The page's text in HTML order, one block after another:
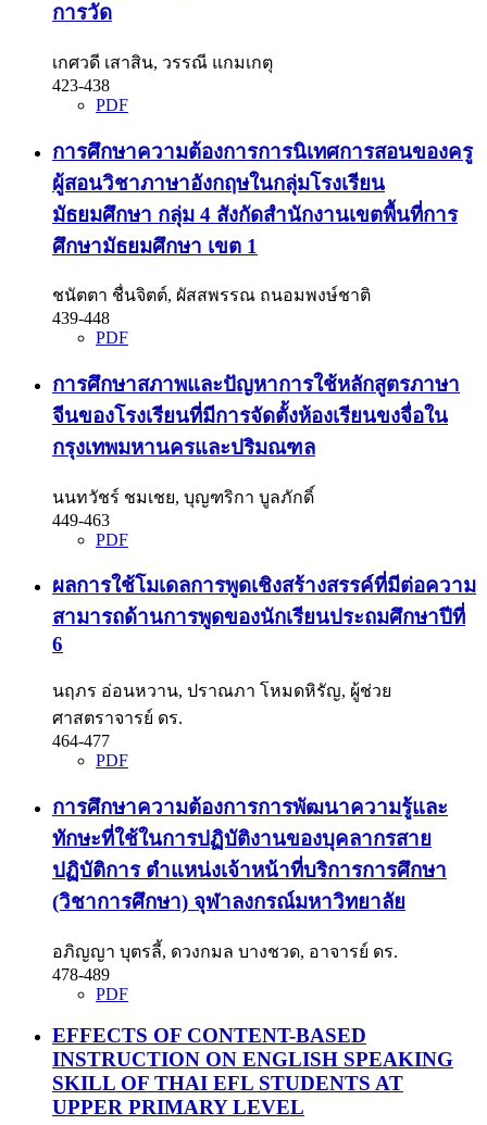
การวัด
เกศวดี เสาสิน, วรรณี แกมเกตุ
423-438
PDF
การศึกษาความต้องการการนิเทศการสอนของครู
ผู้สอนวิชาภาษาอังกฤษในกลุ่มโรงเรียน
มัธยมศึกษา กลุ่ม 4 สังกัดสำนักงานเขตพื้นที่การ
ศึกษามัธยมศึกษา เขต 1
ชนัตตา ชื่นจิตต์, ผัสสพรรณ ถนอมพงษ์ชาติ
439-448
PDF
การศึกษาสภาพและปัญหาการใช้หลักสูตรภาษา
จีนของโรงเรียนที่มีการจัดตั้งห้องเรียนขงจื่อใน
กรุงเทพมหานครและปริมณฑล
นนทวัชร์ ชมเชย, บุญฑริกา บูลภักดิ์
449-463
PDF
ผลการใช้โมเดลการพูดเชิงสร้างสรรค์ที่มีต่อความ
สามารถด้านการพูดของนักเรียนประถมศึกษาปีที่
6
นฤภร อ่อนหวาน, ปราณภา โหมดหิรัญ, ผู้ช่วย
ศาสตราจารย์ ดร.
464-477
PDF
การศึกษาความต้องการการพัฒนาความรู้และ
ทักษะที่ใช้ในการปฏิบัติงานของบุคลากรสาย
ปฏิบัติการ ตำแหน่งเจ้าหน้าที่บริการการศึกษา
(วิชาการศึกษา) จุฬาลงกรณ์มหาวิทยาลัย
อภิญญา บุตรลี้, ดวงกมล บางชวด, อาจารย์ ดร.
478-489
PDF
EFFECTS OF CONTENT-BASED
INSTRUCTION ON ENGLISH SPEAKING
SKILL OF THAI EFL STUDENTS AT
UPPER PRIMARY LEVEL